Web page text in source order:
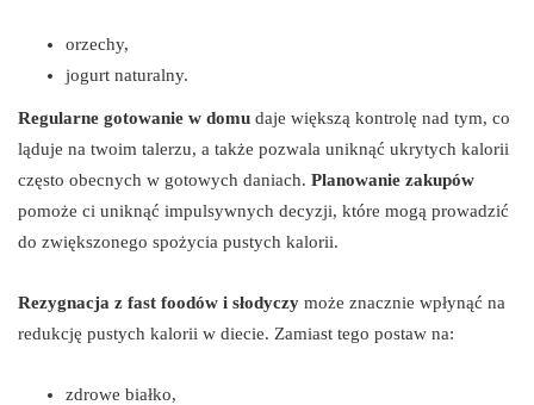
orzechy,
jogurt naturalny.
Regularne gotowanie w domu daje większą kontrolę nad tym, co
ląduje na twoim talerzu, a także pozwala uniknąć ukrytych kalorii
często obecnych w gotowych daniach. Planowanie zakupów
pomoże ci uniknąć impulsywnych decyzji, które mogą prowadzić
do zwiększonego spożycia pustych kalorii.
Rezygnacja z fast foodów i słodyczy może znacznie wpłynąć na
redukcję pustych kalorii w diecie. Zamiast tego postaw na:
zdrowe białko,